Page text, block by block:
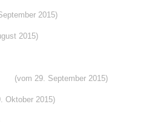
2015)
2015)
(vom 29. September 2015)
Oktober 2015)